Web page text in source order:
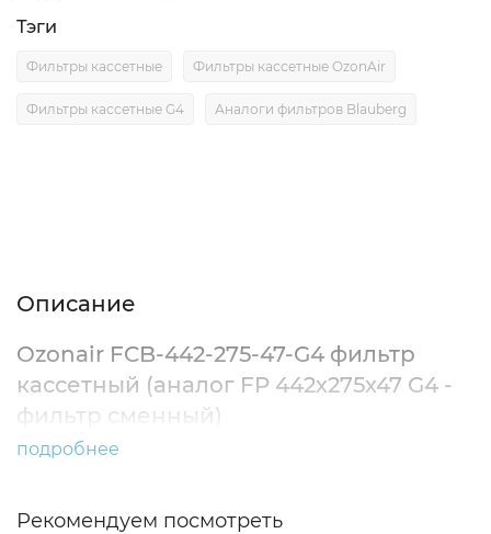
Тэги
Фильтры кассетные Фильтры кассетные OzonAir
Фильтры кассетные G4 Аналоги фильтров Blauberg
Описание
Ozonair FCB-442-275-47-G4 фильтр
кассетный (аналог FP 442х275х47 G4 -
фильтр сменный)
подробнее
Рекомендуем посмотреть